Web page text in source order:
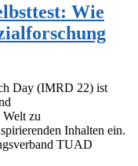
Wie
Day (IMRD 22) ist
Welt zu
Inhalten ein.
TUAD